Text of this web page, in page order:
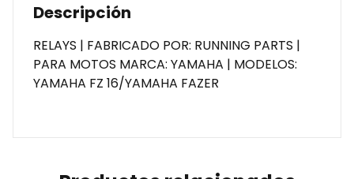
Descripción
RELAYS | FABRICADO POR: RUNNING PARTS |
PARA MOTOS MARCA: YAMAHA | MODELOS:
YAMAHA FZ 16/YAMAHA FAZER